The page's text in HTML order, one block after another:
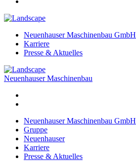
Neuenhauser Maschinenbau GmbH
Karriere
Presse & Aktuelles
Neuenhauser Maschinenbau
Neuenhauser Maschinenbau GmbH
Gruppe
Neuenhauser
Karriere
Presse & Aktuelles